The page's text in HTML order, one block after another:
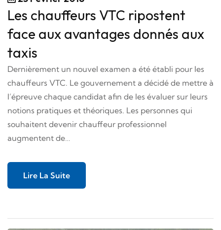
Les chauffeurs VTC ripostent
face aux avantages donnés aux
taxis
Dernièrement un nouvel examen a été établi pour les
chauffeurs VTC. Le gouvernement a décidé de mettre à
l’épreuve chaque candidat afin de les évaluer sur leurs
notions pratiques et théoriques. Les personnes qui
souhaitent devenir chauffeur professionnel
augmentent de…
Lire La Suite